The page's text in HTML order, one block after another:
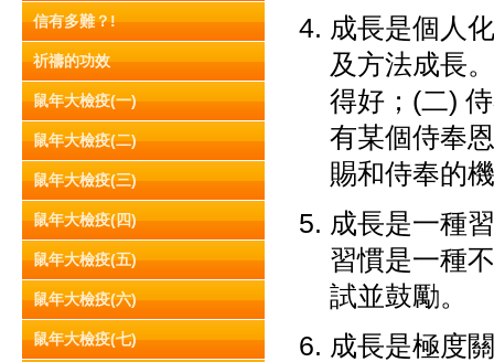
信有多難？!
祈禱的功效
鼠年大檢疫(一)
鼠年大檢疫(二)
鼠年大檢疫(三)
鼠年大檢疫(四)
鼠年大檢疫(五)
鼠年大檢疫(六)
鼠年大檢疫(七)
成長是個人
及方法成長
得好；(二)
有某個侍奉
賜和侍奉的
成長是一種
習慣是一種
試並鼓勵。
成長是極度